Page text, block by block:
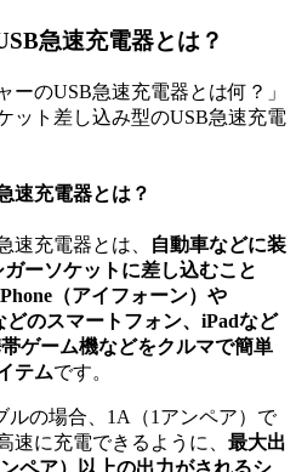
急速充電器とは？
ーのUSB急速充電器とは何？」
ット差し込み型のUSB急速充電
速充電器とは？
速充電器とは、
自動車などに装
ーソケットに差し込むこと
（アイフォーン）や
のスマートフォン、iPadなど
ゲーム機などをクルマで簡単
テムです。
ルの場合、1A（1アンペア）で
速に充電できるように、 最大出